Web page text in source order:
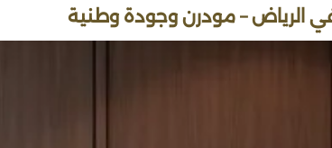
الرياض – مودرن وجودة وطنية